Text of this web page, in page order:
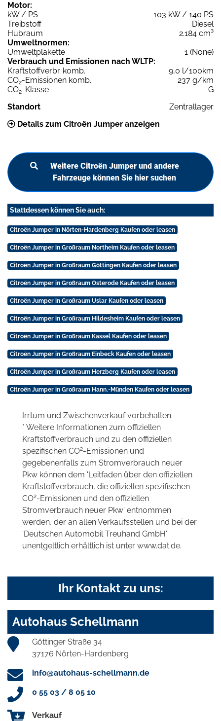
Motor:
kW / PS
103 kW / 140 PS
Treibstoff
Diesel
Hubraum
2.184 cm³
Umweltnormen:
Umweltplakette
1 (None)
Verbrauch und Emissionen nach WLTP:
Kraftstoffverbr. komb.
9,0 l/100km
CO2-Emissionen komb.
237 g/km
CO2-Klasse
G
Standort
Zentrallager
Details zum Citroën Jumper anzeigen
Weitere Citroën Jumper und andere
Fahrzeuge können Sie hier suchen
Stattdessen können Sie auch:
Citroën Jumper in Nörten-Hardenberg Kaufen oder leasen
Citroën Jumper in Großraum Northeim Kaufen oder leasen
Citroën Jumper in Großraum Göttingen Kaufen oder leasen
Citroën Jumper in Großraum Osterode Kaufen oder leasen
Citroën Jumper in Großraum Uslar Kaufen oder leasen
Citroën Jumper in Großraum Hildesheim Kaufen oder leasen
Citroën Jumper in Großraum Kassel Kaufen oder leasen
Citroën Jumper in Großraum Einbeck Kaufen oder leasen
Citroën Jumper in Großraum Herzberg Kaufen oder leasen
Citroën Jumper in Großraum Hann.-Münden Kaufen oder leasen
Irrtum und Zwischenverkauf vorbehalten.
* Weitere Informationen zum offiziellen
Kraftstoffverbrauch und zu den offiziellen
spezifischen CO2-Emissionen und
gegebenenfalls zum Stromverbrauch neuer
Pkw können dem 'Leitfaden über den offiziellen
Kraftstoffverbrauch, die offiziellen spezifischen
CO2-Emissionen und den offiziellen
Stromverbrauch neuer Pkw' entnommen
werden, der an allen Verkaufsstellen und bei der
'Deutschen Automobil Treuhand GmbH'
unentgeltlich erhältlich ist unter www.dat.de.
Ihr Kontakt zu uns:
Autohaus Schellmann
Göttinger Straße 34
37176 Nörten-Hardenberg
info@autohaus-schellmann.de
0 55 03 / 8 05 10
Verkauf